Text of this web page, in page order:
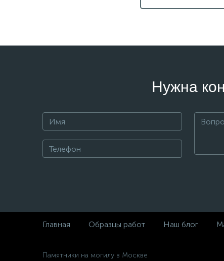
Нужна
Главная Образцы работ Наш блог
Памятники на могилу в Москве